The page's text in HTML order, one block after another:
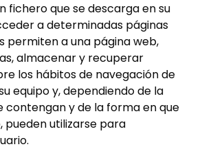
fichero que se descarga en su
a determinadas páginas
permiten a una página web,
almacenar y recuperar
los hábitos de navegación de
equipo y, dependiendo de la
contengan y de la forma en que
pueden utilizarse para